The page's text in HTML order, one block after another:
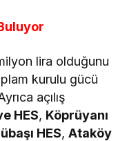
lira olduğunu
kurulu gücü
açılış
HES, Köprüyanı
HES,Ataköy